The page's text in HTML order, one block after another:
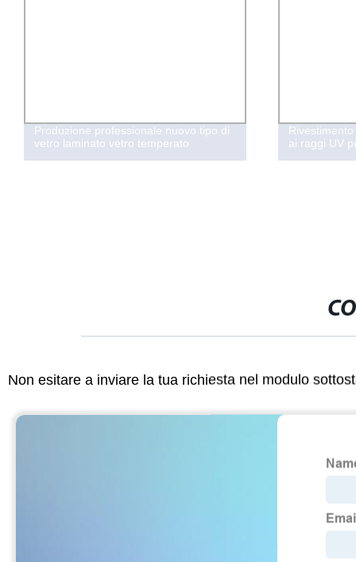
Produzione professionale nuovo tipo di
vetro laminato vetro temperato
ai raggi UV
Non esitare a inviare la tua richiesta nel modulo